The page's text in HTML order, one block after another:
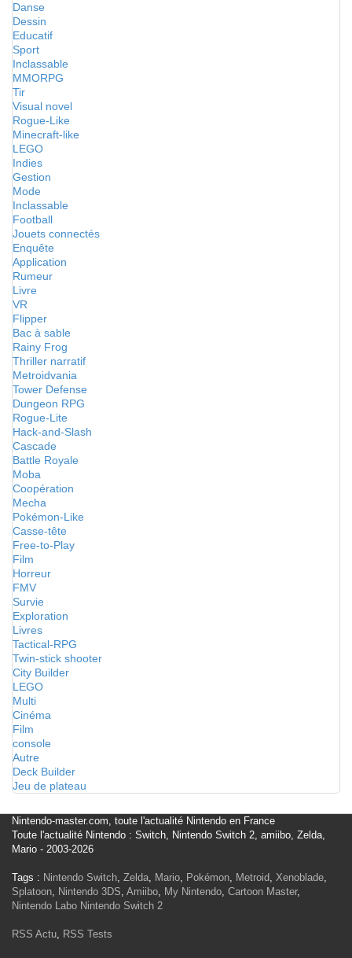
Danse
Dessin
Educatif
Sport
Inclassable
MMORPG
Tir
Visual novel
Rogue-Like
Minecraft-like
LEGO
Indies
Gestion
Mode
Inclassable
Football
Jouets connectés
Enquête
Application
Rumeur
Livre
VR
Flipper
Bac à sable
Rainy Frog
Thriller narratif
Metroidvania
Tower Defense
Dungeon RPG
Rogue-Lite
Hack-and-Slash
Cascade
Battle Royale
Moba
Coopération
Mecha
Pokémon-Like
Casse-tête
Free-to-Play
Film
Horreur
FMV
Survie
Exploration
Livres
Tactical-RPG
Twin-stick shooter
City Builder
LEGO
Multi
Cinéma
Film
console
Autre
Deck Builder
Jeu de plateau
Nintendo-master.com, toute l'actualité Nintendo en France
Toute l'actualité Nintendo : Switch, Nintendo Switch 2, amiibo, Zelda,
Mario - 2003-2026
Tags : Nintendo Switch, Zelda, Mario, Pokémon, Metroid, Xenoblade,
Splatoon, Nintendo 3DS, Amiibo, My Nintendo, Cartoon Master,
Nintendo Labo Nintendo Switch 2
RSS Actu, RSS Tests